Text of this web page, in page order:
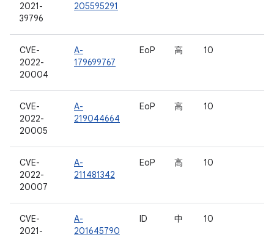
2021-
39796
205595291
CVE-
2022-
20004
A-
179699767
EoP 高 10
CVE-
2022-
20005
A-
219044664
EoP 高 10
CVE-
2022-
20007
A-
211481342
EoP 高 10
CVE-
2021-
A-
201645790
ID 中 10